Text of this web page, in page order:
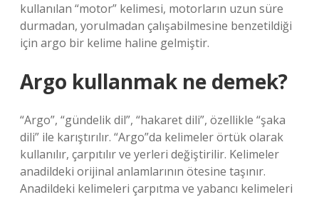
kullanılan “motor” kelimesi, motorların uzun süre
durmadan, yorulmadan çalışabilmesine benzetildiği
için argo bir kelime haline gelmiştir.
Argo kullanmak ne demek?
“Argo”, “gündelik dil”, “hakaret dili”, özellikle “şaka
dili” ile karıştırılır. “Argo”da kelimeler örtük olarak
kullanılır, çarpıtılır ve yerleri değiştirilir. Kelimeler
anadildeki orijinal anlamlarının ötesine taşınır.
Anadildeki kelimeleri çarpıtma ve yabancı kelimeleri